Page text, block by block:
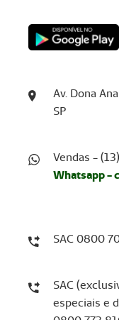
Av. Dona
SP
Vendas -
Whatsapp -
SAC 0800
SAC
especiais e